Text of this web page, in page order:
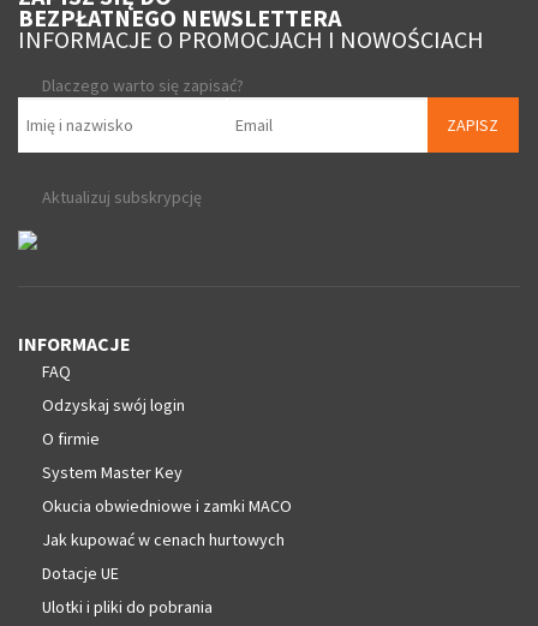
BEZPŁATNEGO NEWSLETTERA
INFORMACJE O PROMOCJACH I NOWOŚCIACH
Dlaczego warto się zapisać?
ZAPISZ
Aktualizuj subskrypcję
INFORMACJE
FAQ
Odzyskaj swój login
O firmie
System Master Key
Okucia obwiedniowe i zamki MACO
Jak kupować w cenach hurtowych
Dotacje UE
Ulotki i pliki do pobrania